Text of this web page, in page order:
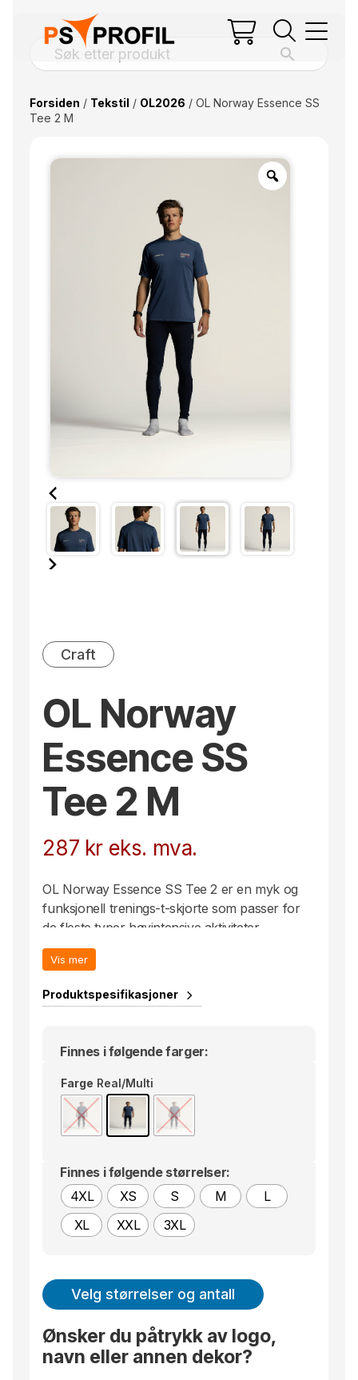
Forsiden / Tekstil / OL2026 / OL Norway Essence SS
Tee 2 M
Craft
OL Norway
Essence SS
Tee 2 M
287 kr eks. mva.
OL Norway Essence SS Tee 2 er en myk og
funksjonell trenings-t-skjorte som passer for
de fleste typer høyintensive aktiviteter.
T-skjorten er laget av et elastisk materiale av
resirkulert polyester og elastan, og har
meshpaneler og perforerte detaljer som sørger
ergonomisk design som gir optimal passform,
• Resirkulert polyester og elastan
• Ventilerende meshpaneler og perforeringer
• Ergonomisk design
Vis mer
Produktspesifikasjoner
Finnes i følgende farger:
Farge Real/Multi
Finnes i følgende størrelser:
4XL
XS S M
L
XL
XXL 3XL
Velg størrelser og antall
Ønsker du påtrykk av logo,
navn eller annen dekor?